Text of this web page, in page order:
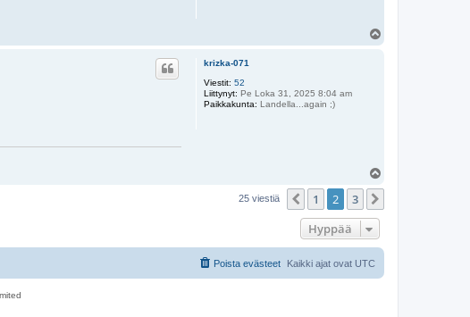
krizka-071
Viestit: 52
Liittynyt: Pe Loka 31, 2025 8:04 am
Paikkakunta: Landella...again ;)
s
25 viestiä Edellinen
1 2 3
Hyppää
Kaikki ajat ovat UTC
Poista evästeet